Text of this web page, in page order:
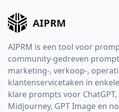
AIPRM
AIPRM is een tool voor
community-gedreven
marketing-, verkoop-,
klantenservicetaken in
klare prompts voor ChatGPT,
Midjourney, GPT Image en